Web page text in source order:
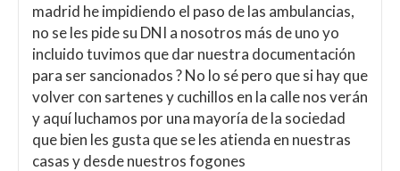
madrid he impidiendo el paso de las ambulancias,
no se les pide su DNI a nosotros más de uno yo
incluido tuvimos que dar nuestra documentación
para ser sancionados ? No lo sé pero que si hay que
volver con sartenes y cuchillos en la calle nos verán
y aquí luchamos por una mayoría de la sociedad
que bien les gusta que se les atienda en nuestras
casas y desde nuestros fogones